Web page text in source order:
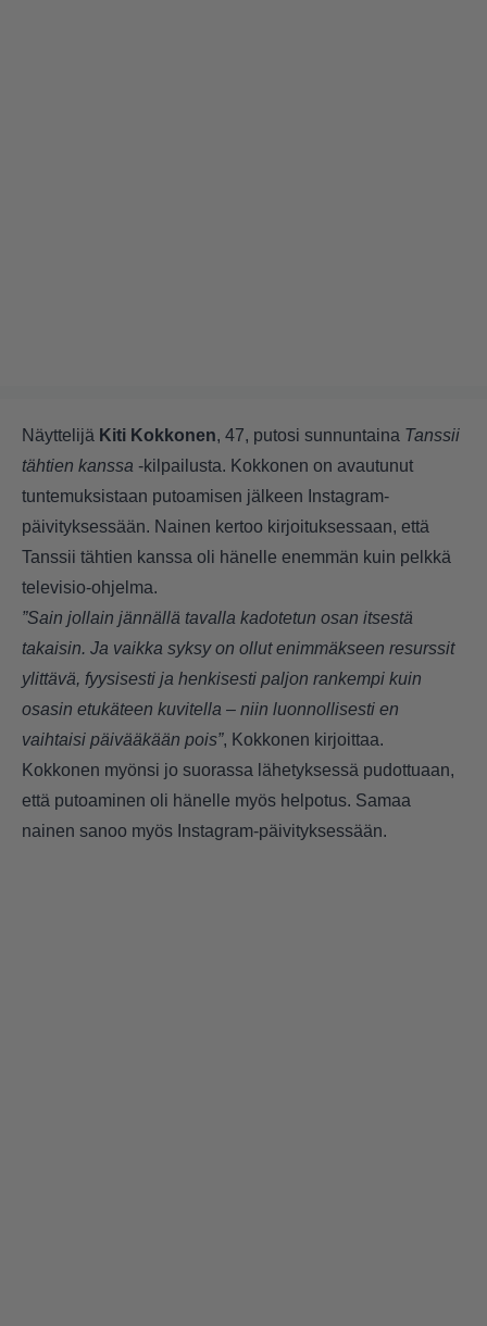
Näyttelijä Kiti Kokkonen, 47, putosi sunnuntaina Tanssii
tähtien kanssa -kilpailusta. Kokkonen on avautunut
tuntemuksistaan putoamisen jälkeen Instagram-
päivityksessään. Nainen kertoo kirjoituksessaan, että
Tanssii tähtien kanssa oli hänelle enemmän kuin pelkkä
televisio-ohjelma.
”Sain jollain jännällä tavalla kadotetun osan itsestä
takaisin. Ja vaikka syksy on ollut enimmäkseen resurssit
ylittävä, fyysisesti ja henkisesti paljon rankempi kuin
osasin etukäteen kuvitella – niin luonnollisesti en
vaihtaisi päivääkään pois”, Kokkonen kirjoittaa.
Kokkonen myönsi jo suorassa lähetyksessä pudottuaan,
että putoaminen oli hänelle myös helpotus. Samaa
nainen sanoo myös Instagram-päivityksessään.